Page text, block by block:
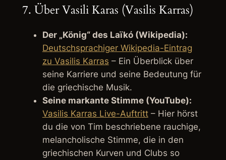
7. Über Vasili Karas (Vasilis Karras)
Der „König“ des Laïkó (Wikipedia):
Deutschsprachiger Wikipedia-Eintrag
zu Vasilis Karras – Ein Überblick über
seine Karriere und seine Bedeutung für
die griechische Musik.
Seine markante Stimme (YouTube):
Vasilis Karras Live-Auftritt– Hier hörst
du die von Tim beschriebene rauchige,
melancholische Stimme, die in den
griechischen Kurven und Clubs so